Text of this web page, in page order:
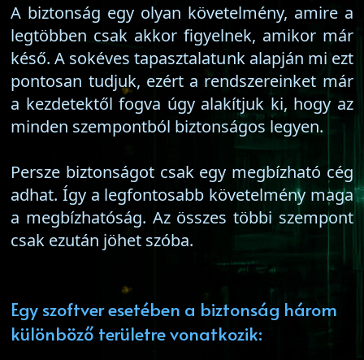
A biztonság egy olyan követelmény, amire a
legtöbben csak akkor figyelnek, amikor már
késő. A sokéves tapasztalatunk alapján mi ezt
pontosan tudjuk, ezért a rendszereinket már
a kezdetektől fogva úgy alakítjuk ki, hogy az
minden szempontból biztonságos legyen.
Persze biztonságot csak egy megbízható cég
adhat. Így a legfontosabb követelmény maga
a megbízhatóság. Az összes többi szempont
csak ezután jöhet szóba.
Egy szoftver esetében a biztonság három
különböző területre vonatkozik: